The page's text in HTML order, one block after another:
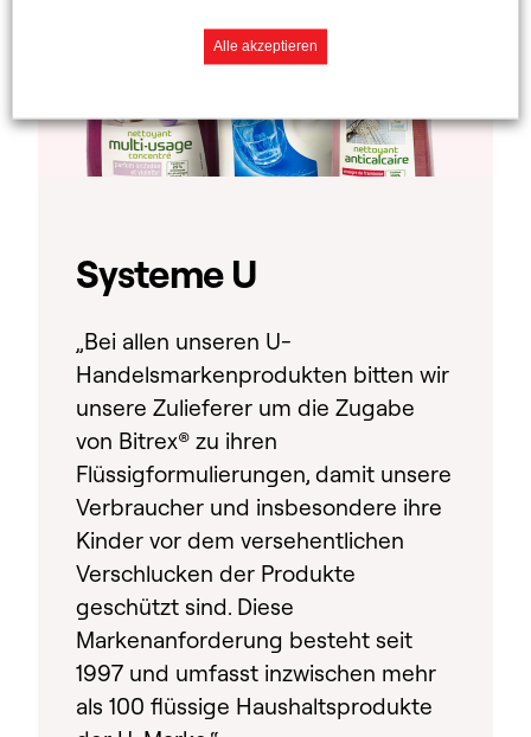
Systeme U
„Bei allen unseren U-
Handelsmarkenprodukten bitten wir
unsere Zulieferer um die Zugabe
von Bitrex® zu ihren
Flüssigformulierungen, damit unsere
Verbraucher und insbesondere ihre
Kinder vor dem versehentlichen
Verschlucken der Produkte
geschützt sind. Diese
Markenanforderung besteht seit
1997 und umfasst inzwischen mehr
als 100 flüssige Haushaltsprodukte
Alle akzeptieren